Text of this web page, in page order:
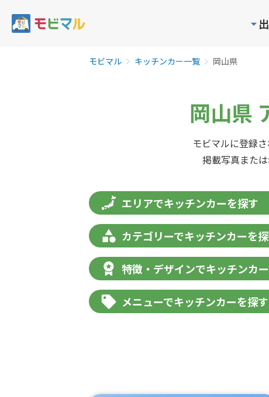
モビマル キッチンカー一覧 岡山県
岡山県
モビマルに登録
掲載写真また
エリアでキッチンカーを探す
カテゴリーでキッチンカーを
特徴・デザインでキッチンカ
メニューでキッチンカーを探す